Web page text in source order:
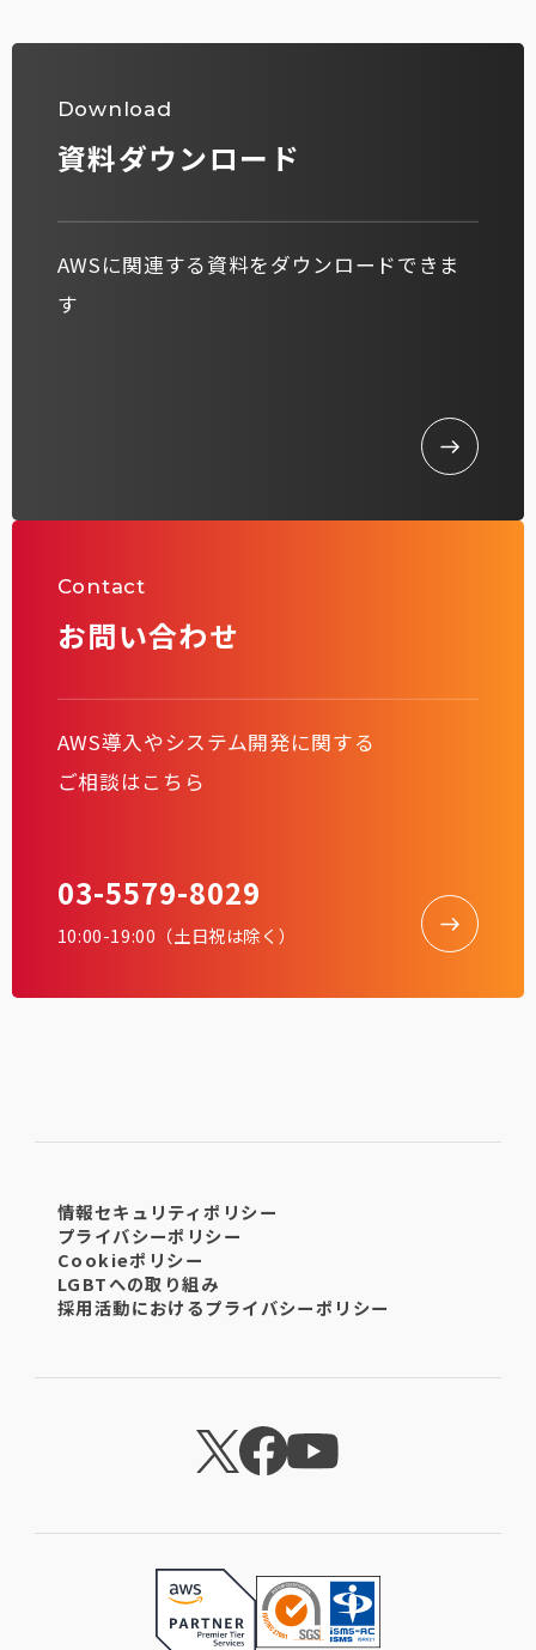
Download
資料ダウンロード
AWSに関連する資料をダウンロードできま
す
Contact
お問い合わせ
AWS導入やシステム開発に関する
ご相談はこちら
03-5579-8029
10:00-19:00（土日祝は除く）
情報セキュリティポリシー
プライバシーポリシー
Cookieポリシー
LGBTへの取り組み
採用活動におけるプライバシーポリシー